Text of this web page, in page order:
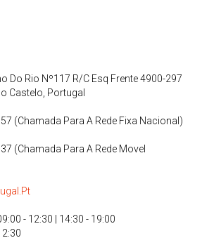
Do Rio Nº117 R/C Esq Frente 4900-297
Castelo, Portugal
(Chamada Para A Rede Fixa Nacional)
(Chamada Para A Rede Movel
- 12:30 | 14:30 - 19:00